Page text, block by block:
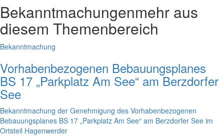
Bekanntmachungenmehr aus
diesem Themenbereich
Bekanntmachung
Vorhabenbezogenen Bebauungsplanes
BS 17 „Parkplatz Am See“ am Berzdorfer
See
Bekanntmachung der Genehmigung des Vorhabenbezogenen
Bebauungsplanes BS 17 „Parkplatz Am See“ am Berzdorfer See im
Ortsteil Hagenwerder